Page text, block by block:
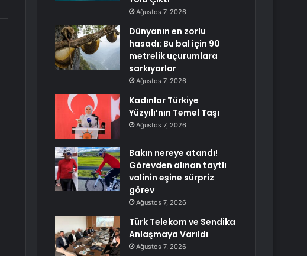
Ağustos 7, 2026
Dünyanın en zorlu
hasadı: Bu bal için 90
metrelik uçurumlara
sarkıyorlar
Ağustos 7, 2026
Kadınlar Türkiye
Yüzyılı’nın Temel Taşı
Ağustos 7, 2026
Bakın nereye atandı!
Görevden alınan taytlı
valinin eşine sürpriz
görev
Ağustos 7, 2026
Türk Telekom ve Sendika
Anlaşmaya Varıldı
Ağustos 7, 2026